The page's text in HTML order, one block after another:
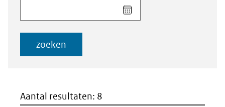
voor
veld
Kies
datum
zoeken
Aantal resultaten: 8